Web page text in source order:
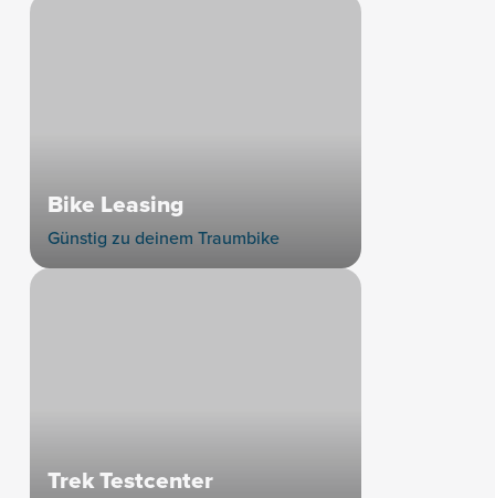
Bike Leasing
Günstig zu deinem Traumbike
Trek Testcenter